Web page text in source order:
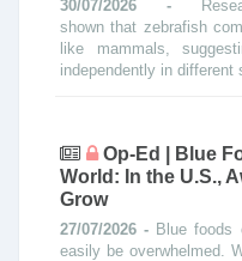
30/07/2026 -
shown that zebrafish
like mammals,
independently in different
Op-Ed | Blue
World: In the U.S.,
Grow
27/07/2026 - Blue foods
easily be overwhelmed.